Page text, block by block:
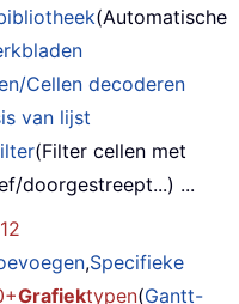
(Automatische
Cellen decoderen
van lijst
(Filter cellen met
doorgestreept...) ...
12
,Specifieke
Grafiektypen(Gantt-